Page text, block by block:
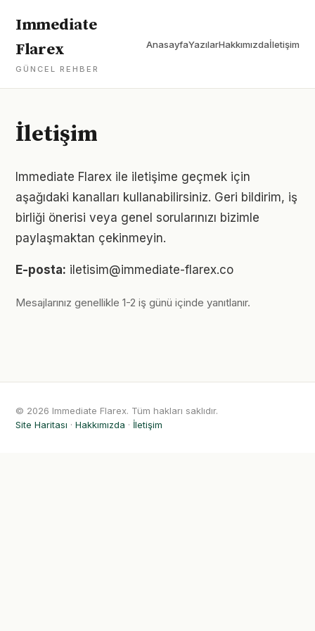
Immediate
Flarex
GÜNCEL REHBER
AnasayfaYazılarHakkımızdaİletişim
İletişim
Immediate Flarex ile iletişime geçmek için
aşağıdaki kanalları kullanabilirsiniz. Geri bildirim, iş
birliği önerisi veya genel sorularınızı bizimle
paylaşmaktan çekinmeyin.
E-posta: iletisim@immediate-flarex.co
Mesajlarınız genellikle 1-2 iş günü içinde yanıtlanır.
© 2026 Immediate Flarex. Tüm hakları saklıdır.
Site Haritası · Hakkımızda · İletişim